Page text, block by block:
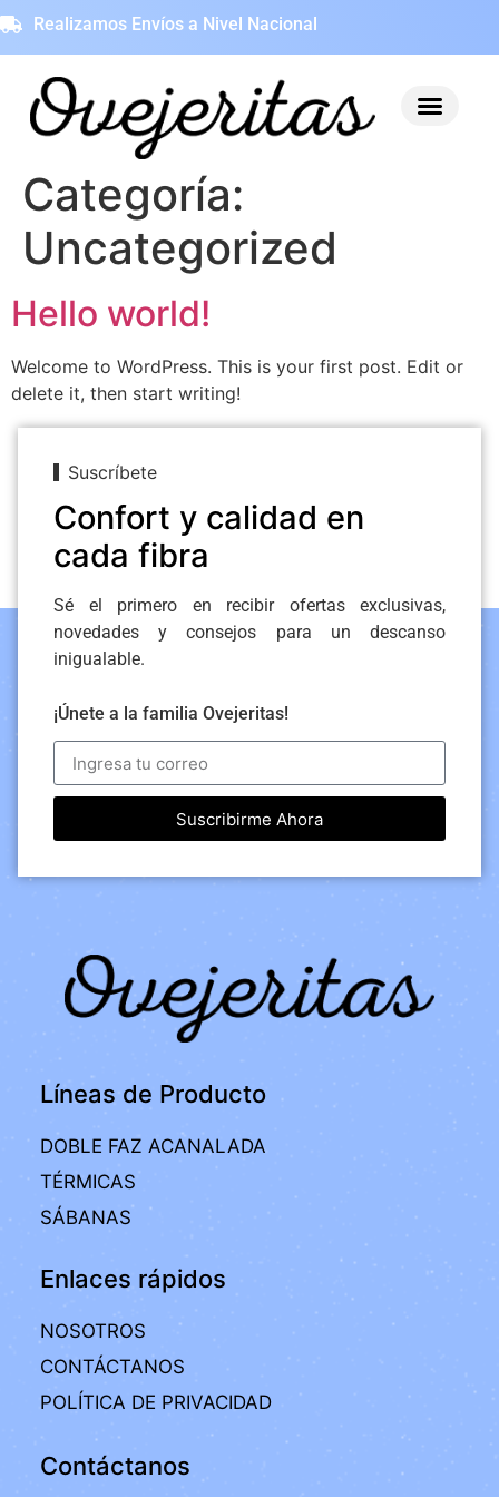
Realizamos Envíos a Nivel Nacional
Categoría:
Uncategorized
Hello world!
Welcome to WordPress. This is your first post. Edit or
delete it, then start writing!
Suscríbete
Confort y calidad en
cada fibra
Sé el primero en recibir ofertas exclusivas,
novedades y consejos para un descanso
inigualable.
¡Únete a la familia Ovejeritas!
Suscribirme Ahora
Líneas de Producto
DOBLE FAZ ACANALADA
TÉRMICAS
SÁBANAS
Enlaces rápidos
NOSOTROS
CONTÁCTANOS
POLÍTICA DE PRIVACIDAD
Contáctanos